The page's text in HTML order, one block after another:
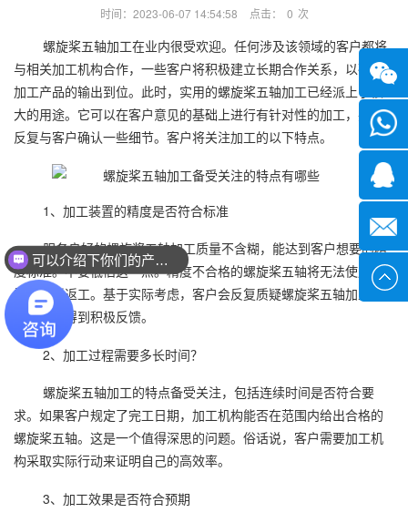
时间：2023-06-07 14:54:58 点击： 0 次
螺旋桨五轴加工在业内很受欢迎。任何涉及该领域的客户都将
与相关加工机构合作，一些客户将积极建立长期合作关系，以确保
加工产品的输出到位。此时，实用的螺旋桨五轴加工已经派上了很
大的用途。它可以在客户意见的基础上进行有针对性的加工，并将
反复与客户确认一些细节。客户将关注加工的以下特点。
1、加工装置的精度是否符合标准
服务良好的螺旋桨五轴加工质量不含糊，能达到客户想要的精
度标准。不要低估这一点。精度不合格的螺旋桨五轴将无法使用，
需要重新返工。基于实际考虑，客户会反复质疑螺旋桨五轴加工精
度，希望得到积极反馈。
2、加工过程需要多长时间？
螺旋桨五轴加工的特点备受关注，包括连续时间是否符合要
求。如果客户规定了完工日期，加工机构能否在范围内给出合格的
螺旋桨五轴。这是一个值得深思的问题。俗话说，客户需要加工机
构采取实际行动来证明自己的高效率。
3、加工效果是否符合预期
微信